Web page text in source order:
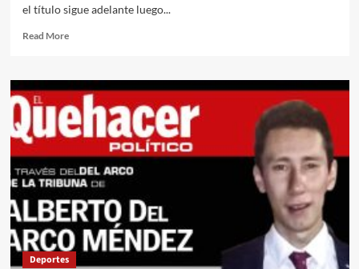
el título sigue adelante luego...
Read MoreRead
España
golea
sin
dificultad
a
Austria
y
se
instala
en
Octavos
de
Final
Deportes